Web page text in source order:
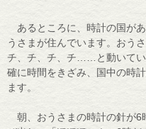
あるところに、時計の国が
うさまが住んでいます。おう
チ、チ、チ、チ……と動いてい
確に時間をきざみ、国中の時
ます。
朝、おうさまの時計の針が6